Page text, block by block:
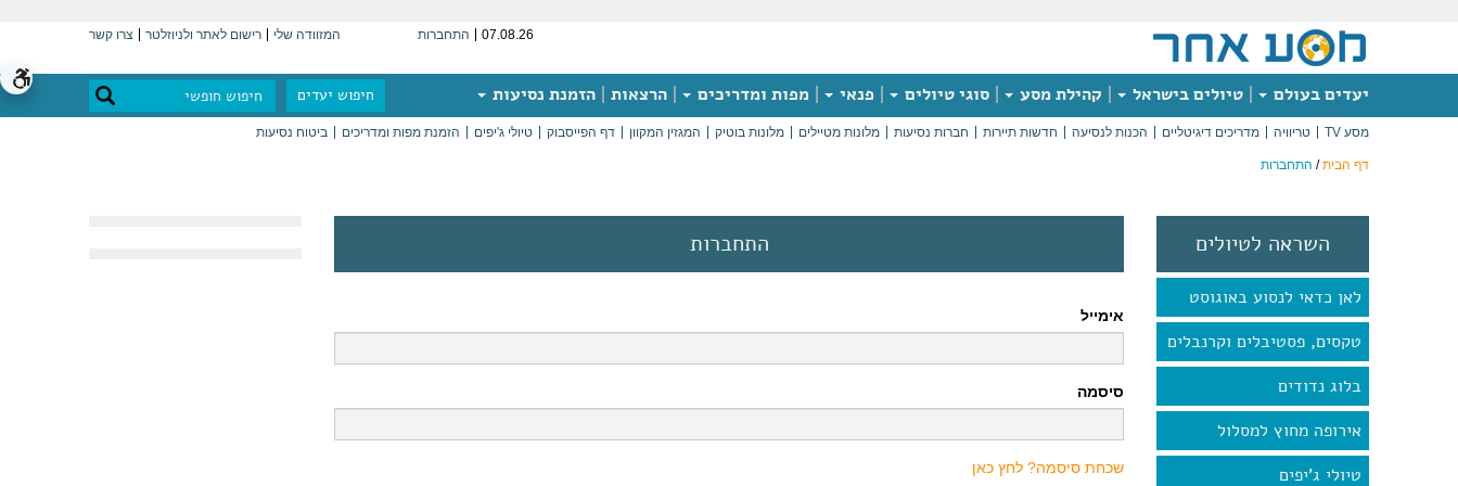
07.08.26 התחברות המזוודה שלי רישום לאתר ולניוזלטר צרו קשר
יעדים בעולם טיולים בישראל קהילת מסע סוגי טיולים פנאי מפות ומדריכים הרצאות הזמנת נסיעות חיפוש יעדים
מסע TV טריוויה מדריכים דיגיטליים הכנות לנסיעה חדשות תיירות חברות נסיעות מלונות מטיילים מלונות בוטיק המגזין המקוון דף הפייסבוק טיולי ג'יפים הזמנת מפות ומדריכים ביטוח נסיעות
דף הבית/ התחברות
השראה לטיולים
לאן כדאי לנסוע באוגוסט
טקסים, פסטיבלים וקרנבלים
בלוג נדודים
אירופה מחוץ למסלול
טיולי ג'יפים
התחברות
אימייל
סיסמה
שכחת סיסמה? לחץ כאן